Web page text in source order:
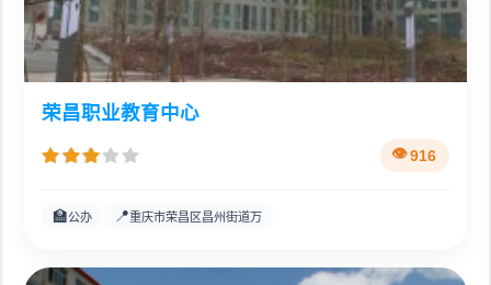
荣昌职业教育中心
916
🏫公办 📍重庆市荣昌区昌州街道万